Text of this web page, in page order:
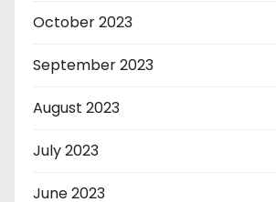
October 2023
September 2023
August 2023
July 2023
June 2023